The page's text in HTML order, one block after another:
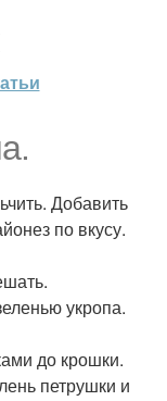
Добавить
по вкусу.
укропа.
до крошки.
петрушки и